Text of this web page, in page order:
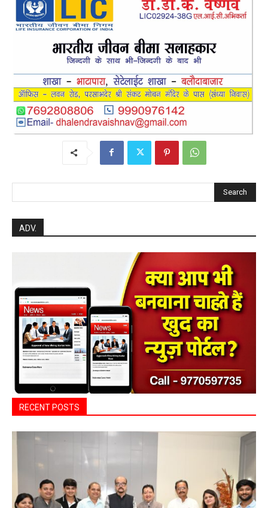
Search
ADV.
RECENT POSTS